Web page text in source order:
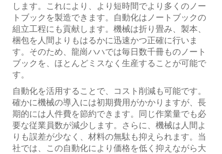
します。これにより、より短時間でより多くのノー
トブックを製造できます。自動化はノートブックの
組立工程にも貢献します。機械は折り畳み、製本、
梱包を人間よりもはるかに迅速かつ正確に行いま
す。そのため、龍崗ハハでは毎日数千冊ものノート
ブックを、ほとんどミスなく生産することが可能で
す。
自動化を活用することで、コスト削減も可能です。
確かに機械の導入には初期費用がかかりますが、長
期的には人件費を節約できます。同じ作業量でも必
要な従業員数が減少します。さらに、機械は人間よ
りも誤差が少なく、材料の無駄も抑えられます。当
社では、この自動化により価格を低く抑えながら大